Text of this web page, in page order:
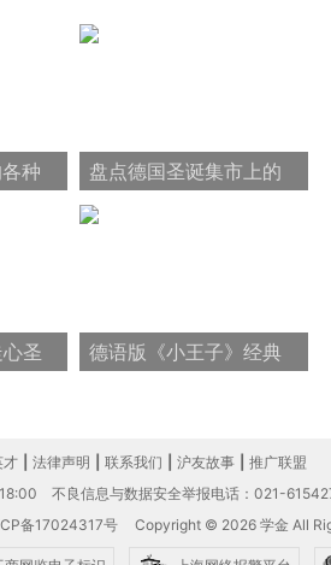
种
盘点德国圣诞集市上的
美味小吃
圣
德语版《小王子》经典
才 法律声明 联系我们 沪友故事
推广联盟
不良信息与数据安全举报电话：021-
备17024317号 Copyright © 2026 学金 All